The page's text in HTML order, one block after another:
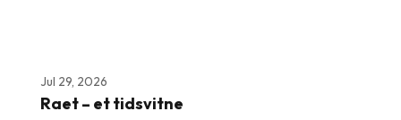
Jul 29, 2026
Raet – et tidsvitne